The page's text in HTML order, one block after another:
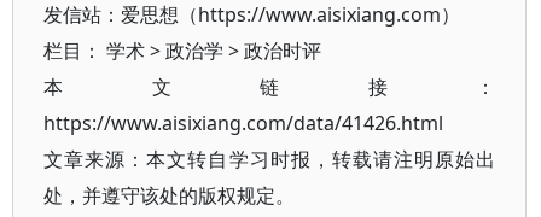
发信站：爱思想（https://www.aisixiang.com）
栏目： 学术>政治学 >政治时评
本文链接：
https://www.aisixiang.com/data/41426.html
文章来源：本文转自学习时报，转载请注明原始出
处，并遵守该处的版权规定。